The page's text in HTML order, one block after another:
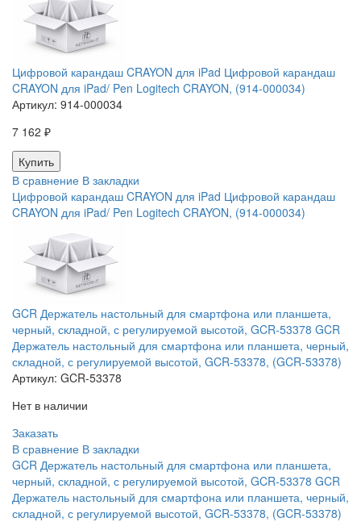
Цифровой карандаш CRAYON для iPad Цифровой карандаш
CRAYON для iPad/ Pen Logitech CRAYON, (914-000034)
Артикул: 914-000034
7 162 ₽
В сравнение В закладки
Цифровой карандаш CRAYON для iPad Цифровой карандаш
CRAYON для iPad/ Pen Logitech CRAYON, (914-000034)
GCR Держатель настольный для смартфона или планшета,
черный, складной, с регулируемой высотой, GCR-53378 GCR
Держатель настольный для смартфона или планшета, черный,
складной, с регулируемой высотой, GCR-53378, (GCR-53378)
Артикул: GCR-53378
Нет в наличии
Заказать
В сравнение В закладки
GCR Держатель настольный для смартфона или планшета,
черный, складной, с регулируемой высотой, GCR-53378 GCR
Держатель настольный для смартфона или планшета, черный,
складной, с регулируемой высотой, GCR-53378, (GCR-53378)